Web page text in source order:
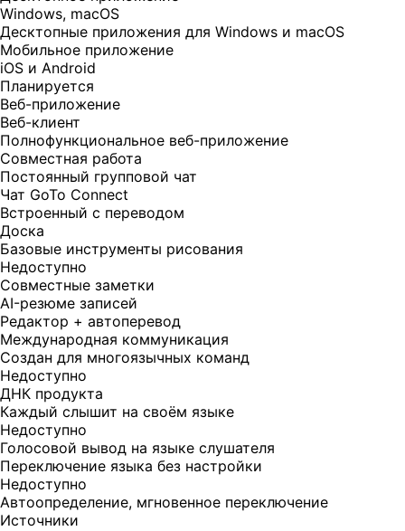
Windows, macOS
Десктопные приложения для Windows и macOS
Мобильное приложение
iOS и Android
Планируется
Веб-приложение
Веб-клиент
Полнофункциональное веб-приложение
Совместная работа
Постоянный групповой чат
Чат GoTo Connect
Встроенный с переводом
Доска
Базовые инструменты рисования
Недоступно
Совместные заметки
AI-резюме записей
Редактор + автоперевод
Международная коммуникация
Создан для многоязычных команд
Недоступно
ДНК продукта
Каждый слышит на своём языке
Недоступно
Голосовой вывод на языке слушателя
Переключение языка без настройки
Недоступно
Автоопределение, мгновенное переключение
Источники